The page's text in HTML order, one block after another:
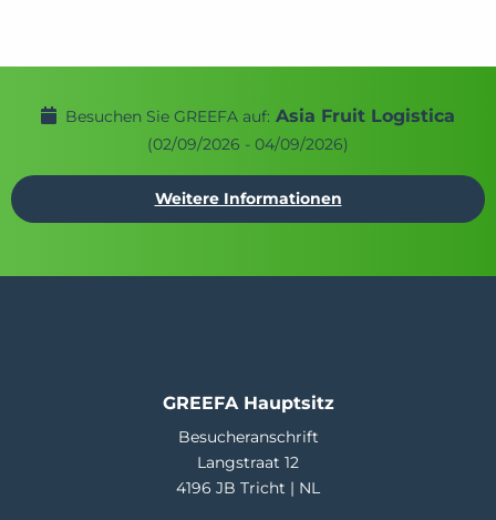
Besuchen Sie GREEFA auf: Asia Fruit Logistica
(02/09/2026 - 04/09/2026)
Weitere Informationen
GREEFA Hauptsitz
Besucheranschrift
Langstraat 12
4196 JB Tricht | NL